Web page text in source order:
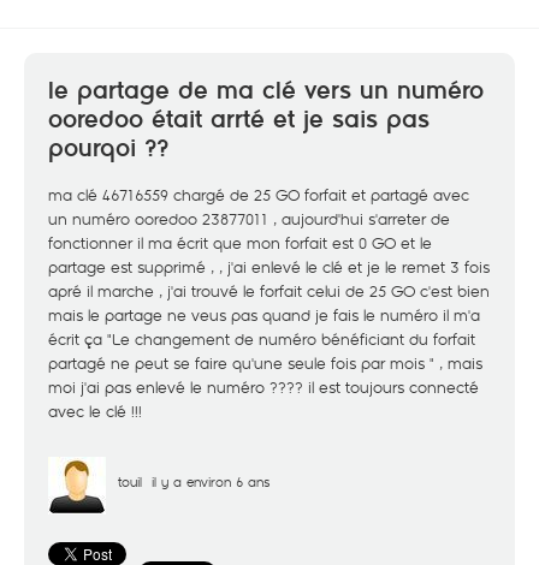
le partage de ma clé vers un numéro
ooredoo était arrté et je sais pas
pourqoi ??
ma clé 46716559 chargé de 25 GO forfait et partagé avec
un numéro ooredoo 23877011 , aujourd'hui s'arreter de
fonctionner il ma écrit que mon forfait est 0 GO et le
partage est supprimé , , j'ai enlevé le clé et je le remet 3 fois
apré il marche , j'ai trouvé le forfait celui de 25 GO c'est bien
mais le partage ne veus pas quand je fais le numéro il m'a
écrit ça "Le changement de numéro bénéficiant du forfait
partagé ne peut se faire qu'une seule fois par mois " , mais
moi j'ai pas enlevé le numéro ???? il est toujours connecté
avec le clé !!!
touil il y a environ 6 ans